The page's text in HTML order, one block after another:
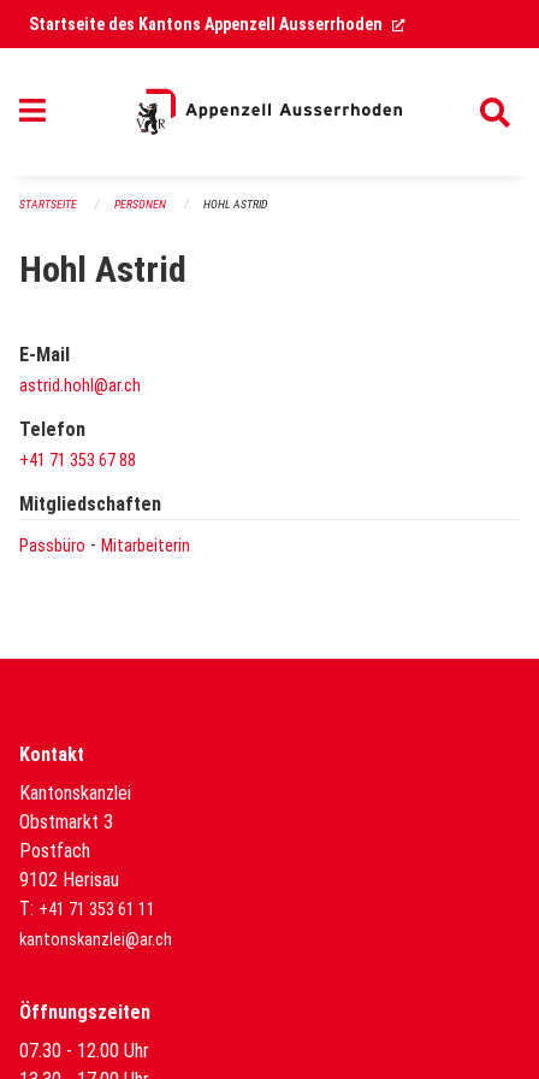
Navigation überspringen
Startseite des Kantons Appenzell Ausserrhoden (External Link)
STARTSEITE PERSONEN HOHL ASTRID
Hohl Astrid
E-Mail
astrid.hohl@ar.ch
Telefon
+41 71 353 67 88
Mitgliedschaften
Passbüro - Mitarbeiterin
Kontakt
Kantonskanzlei
Obstmarkt 3
Postfach
9102 Herisau
T: +41 71 353 61 11
kantonskanzlei@ar.ch
Öffnungszeiten
07.30 - 12.00 Uhr